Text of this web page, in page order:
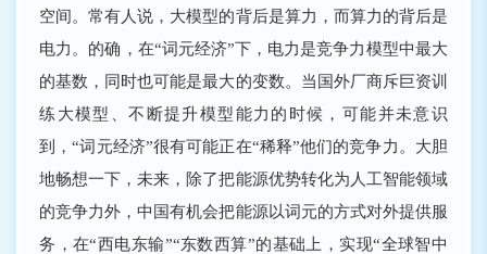
空间。常有人说，大模型的背后是算力，而算力的背后是
电力。的确，在“词元经济”下，电力是竞争力模型中最大
的基数，同时也可能是最大的变数。当国外厂商斥巨资训
练大模型、不断提升模型能力的时候，可能并未意识
到，“词元经济”很有可能正在“稀释”他们的竞争力。大胆
地畅想一下，未来，除了把能源优势转化为人工智能领域
的竞争力外，中国有机会把能源以词元的方式对外提供服
务，在“西电东输”“东数西算”的基础上，实现“全球智中